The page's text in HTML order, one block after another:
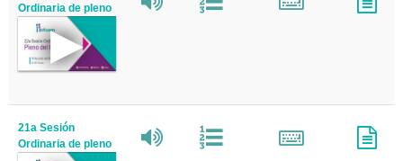
Ordinaria de pleno
21a Sesión
Ordinaria de pleno